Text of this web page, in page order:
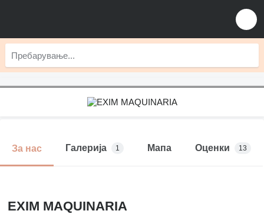
За нас Галерија 1 Мапа Оценки 13
EXIM MAQUINARIA